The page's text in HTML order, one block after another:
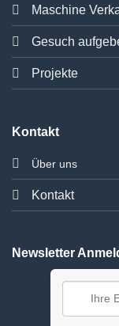
Maschine
Gesuch
Projekte
Kontakt
Über uns
Kontakt
Newsletter